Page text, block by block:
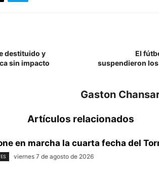
destituido y
sin impacto
El
suspendieron
Gaston
Artículos relacionados
en marcha la cuarta fecha del
viernes 7 de agosto de 2026